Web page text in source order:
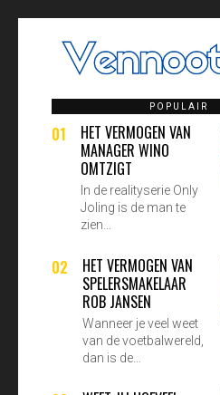
POPULAIR
01
HET VERMOGEN VAN
MANAGER WINO
OMTZIGT
In de realityserie Only
Joling is de man te
zien…
02
HET VERMOGEN VAN
SPELERSMAKELAAR
ROB JANSEN
Wanneer je veel weet
van de voetbalwereld,
dan is de…